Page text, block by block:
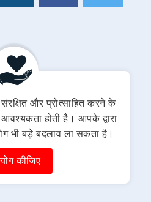
और प्रोत्साहित करने के
होती है। आपके द्वारा
भी बड़े बदलाव ला सकता है।
कीजिए